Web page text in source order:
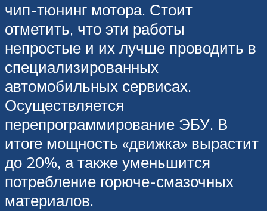
чип-тюнинг мотора. Стоит
отметить, что эти работы
непростые и их лучше проводить в
специализированных
автомобильных сервисах.
Осуществляется
перепрограммирование ЭБУ. В
итоге мощность «движка» вырастит
до 20%, а также уменьшится
потребление горюче-смазочных
материалов.